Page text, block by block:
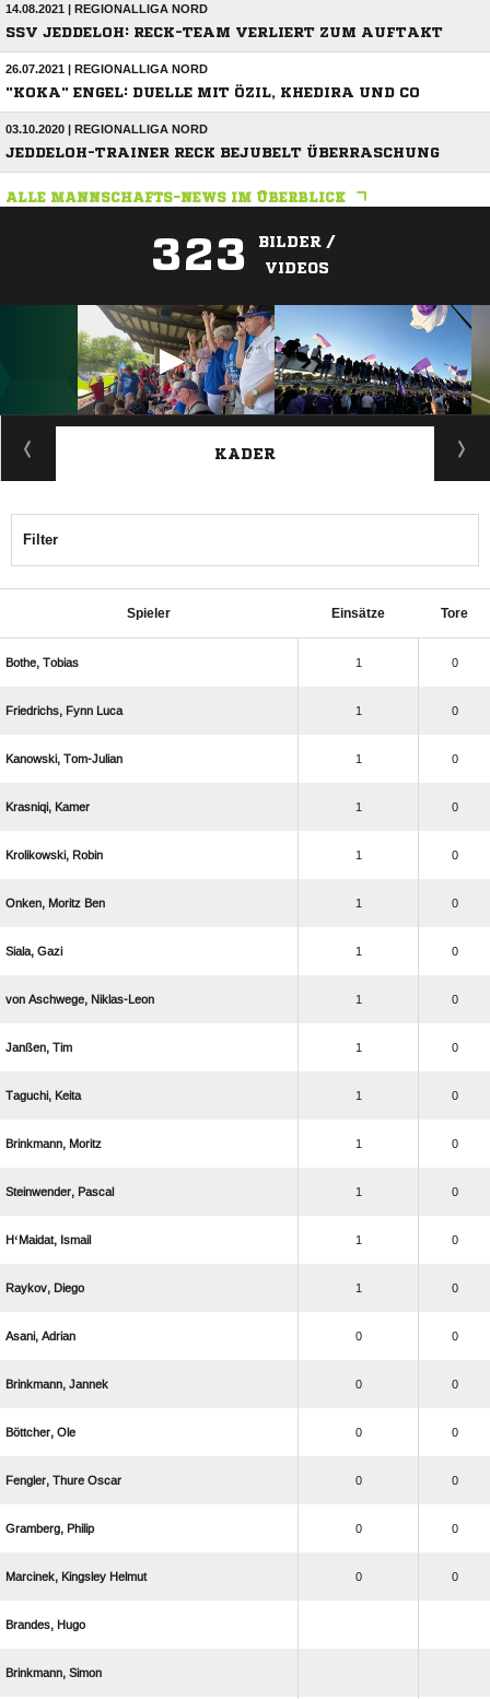
14.08.2021 | REGIONALLIGA NORD
SSV JEDDELOH: RECK-TEAM VERLIERT ZUM AUFTAKT
26.07.2021 | REGIONALLIGA NORD
"KOKA" ENGEL: DUELLE MIT ÖZIL, KHEDIRA UND CO
03.10.2020 | REGIONALLIGA NORD
JEDDELOH-TRAINER RECK BEJUBELT ÜBERRASCHUNG
ALLE MANNSCHAFTS-NEWS IM ÜBERBLICK
323
BILDER /
VIDEOS
ANZEIGE
KADER
Filter
Spieler Einsätze Tore
  1 0
   1 0
  1 0
  1 0
  1 0
   1 0
  1 0
   1 0
  1 0
  1 0
  1 0
  1 0
‘  1 0
  1 0
  0 0
  0 0
  0 0
   0 0
  0 0
   0 0
 
 